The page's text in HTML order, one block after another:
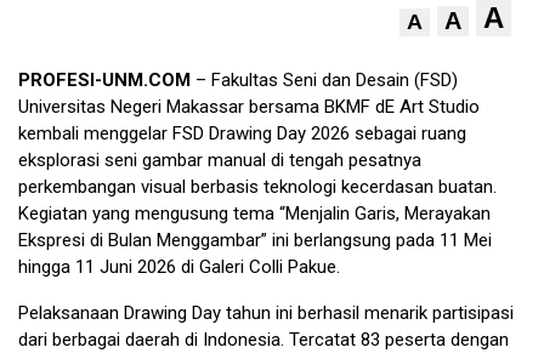
A A A
PROFESI-UNM.COM – Fakultas Seni dan Desain (FSD)
Universitas Negeri Makassar bersama BKMF dE Art Studio
kembali menggelar FSD Drawing Day 2026 sebagai ruang
eksplorasi seni gambar manual di tengah pesatnya
perkembangan visual berbasis teknologi kecerdasan buatan.
Kegiatan yang mengusung tema “Menjalin Garis, Merayakan
Ekspresi di Bulan Menggambar” ini berlangsung pada 11 Mei
hingga 11 Juni 2026 di Galeri Colli Pakue.
Pelaksanaan Drawing Day tahun ini berhasil menarik partisipasi
dari berbagai daerah di Indonesia. Tercatat 83 peserta dengan